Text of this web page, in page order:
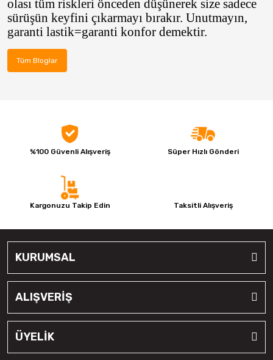
olası tüm riskleri önceden düşünerek size sadece
sürüşün keyfini çıkarmayı bırakır. Unutmayın,
garanti lastik=garanti konfor demektir.
Tüm Bloglar
%100 Güvenli Alışveriş Süper Hızlı Gönderi
Kargonuzu Takip Edin Taksitli Alışveriş
KURUMSAL
ALIŞVERİŞ
ÜYELİK